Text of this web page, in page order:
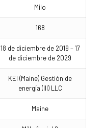
Milo
168
18 de diciembre de 2019 – 17
de diciembre de 2029
KEI (Maine) Gestión de
energía (III) LLC
Maine